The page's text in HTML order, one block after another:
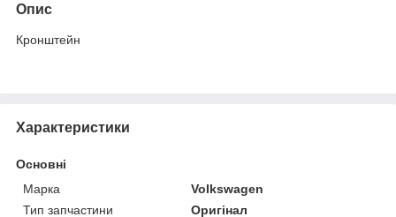
Опис
Кронштейн
Характеристики
Основні
Марка
Volkswagen
Тип запчастини
Оригінал